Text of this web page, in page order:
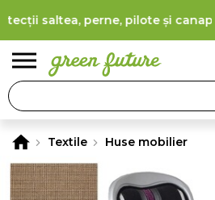
saltea, perne, pilote și canapele
Textile Huse mobilier